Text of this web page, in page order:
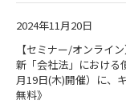
2024年11月20日
【セミナー/オンライ
新「会社法」における
月19日(木)開催）に、
無料》